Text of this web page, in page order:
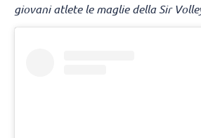
giovani atlete le maglie della Sir